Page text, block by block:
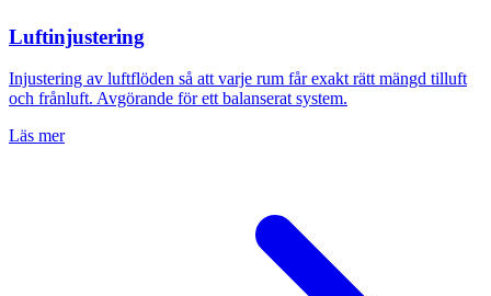
Luftinjustering
Injustering av luftflöden så att varje rum får exakt rätt mängd tilluft
och frånluft. Avgörande för ett balanserat system.
Läs mer